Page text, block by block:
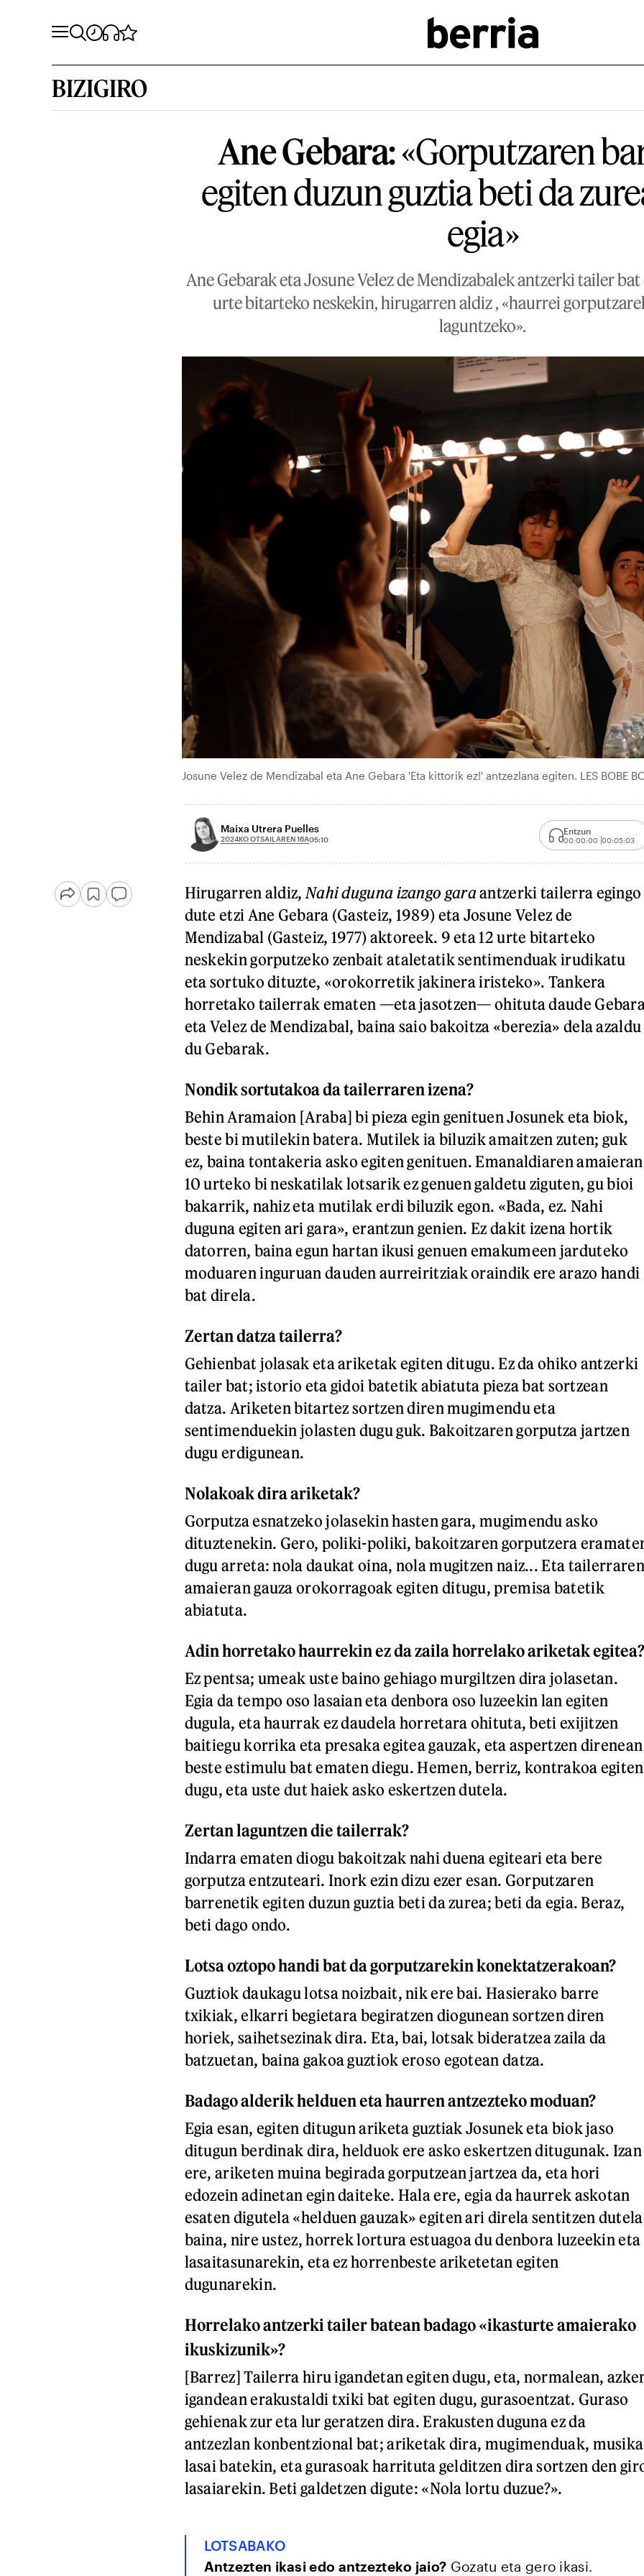
BIZIGIRO
Ane Gebara:«Gorputzaren
egiten duzun guztia beti da
egia»
Ane Gebarak eta Josune Velez de Mendizabalek antzerki tailer bat
urte bitarteko neskekin, hirugarren aldiz , «haurrei
laguntzeko».
Josune Velez de Mendizabal eta Ane Gebara 'Eta kittorik ez!' antzezlana egiten. LES BOBE
Maixa Utrera Puelles
2024KO OTSAILAREN 16A05:10
Entzun
00:00:00 00:05:03
Hirugarren aldiz, Nahi duguna izango garaantzerki tailerra egingo
dute etzi Ane Gebara (Gasteiz, 1989) eta Josune Velez de
Mendizabal (Gasteiz, 1977) aktoreek. 9 eta 12 urte bitarteko
neskekin gorputzeko zenbait ataletatik sentimenduak irudikatu
eta sortuko dituzte, «orokorretik jakinera iristeko». Tankera
horretako tailerrak ematen —eta jasotzen— ohituta daude
eta Velez de Mendizabal, baina saio bakoitza «berezia» dela azaldu
du Gebarak.
Nondik sortutakoa da tailerraren izena?
Behin Aramaion [Araba] bi pieza egin genituen Josunek eta biok,
beste bi mutilekin batera. Mutilek ia biluzik amaitzen zuten; guk
ez, baina tontakeria asko egiten genituen. Emanaldiaren
10 urteko bi neskatilak lotsarik ez genuen galdetu ziguten, gu bioi
bakarrik, nahiz eta mutilak erdi biluzik egon. «Bada, ez. Nahi
duguna egiten ari gara», erantzun genien. Ez dakit izena hortik
datorren, baina egun hartan ikusi genuen emakumeen jarduteko
moduaren inguruan dauden aurreiritziak oraindik ere arazo handi
bat direla.
Zertan datza tailerra?
Gehienbat jolasak eta ariketak egiten ditugu. Ez da ohiko antzerki
tailer bat; istorio eta gidoi batetik abiatuta pieza bat sortzean
datza. Ariketen bitartez sortzen diren mugimendu eta
sentimenduekin jolasten dugu guk. Bakoitzaren gorputza jartzen
dugu erdigunean.
Nolakoak dira ariketak?
Gorputza esnatzeko jolasekin hasten gara, mugimendu asko
dituztenekin. Gero, poliki-poliki, bakoitzaren gorputzera
dugu arreta: nola daukat oina, nola mugitzen naiz... Eta tailerraren
amaieran gauza orokorragoak egiten ditugu, premisa batetik
abiatuta.
Adin horretako haurrekin ez da zaila horrelako ariketak egitea?
Ez pentsa; umeak uste baino gehiago murgiltzen dira jolasetan.
Egia da tempo oso lasaian eta denbora oso luzeekin lan egiten
dugula, eta haurrak ez daudela horretara ohituta, beti exijitzen
baitiegu korrika eta presaka egitea gauzak, eta aspertzen direnean
beste estimulu bat ematen diegu. Hemen, berriz, kontrakoa egiten
dugu, eta uste dut haiek asko eskertzen dutela.
Zertan laguntzen die tailerrak?
Indarra ematen diogu bakoitzak nahi duena egiteari eta bere
gorputza entzuteari. Inork ezin dizu ezer esan. Gorputzaren
barrenetik egiten duzun guztia beti da zurea; beti da egia. Beraz,
beti dago ondo.
Lotsa oztopo handi bat da gorputzarekin konektatzerakoan?
Guztiok daukagu lotsa noizbait, nik ere bai. Hasierako barre
txikiak, elkarri begietara begiratzen diogunean sortzen diren
horiek, saihetsezinak dira. Eta, bai, lotsak bideratzea zaila da
batzuetan, baina gakoa guztiok eroso egotean datza.
Badago alderik helduen eta haurren antzezteko moduan?
Egia esan, egiten ditugun ariketa guztiak Josunek eta biok jaso
ditugun berdinak dira, helduok ere asko eskertzen ditugunak. Izan
ere, ariketen muina begirada gorputzean jartzea da, eta hori
edozein adinetan egin daiteke. Hala ere, egia da haurrek askotan
esaten digutela «helduen gauzak» egiten ari direla sentitzen
baina, nire ustez, horrek lortura estuagoa du denbora luzeekin eta
lasaitasunarekin, eta ez horrenbeste ariketetan egiten
dugunarekin.
Horrelako antzerki tailer batean badago «ikasturte amaierako
ikuskizunik»?
[Barrez] Tailerra hiru igandetan egiten dugu, eta, normalean,
igandean erakustaldi txiki bat egiten dugu, gurasoentzat. Guraso
gehienak zur eta lur geratzen dira. Erakusten duguna ez da
antzezlan konbentzional bat; ariketak dira, mugimenduak, musika
lasai batekin, eta gurasoak harrituta gelditzen dira sortzen den
lasaiarekin. Beti galdetzen digute: «Nola lortu duzue?».
LOTSABAKO
Antzezten ikasi edo antzezteko jaio? Gozatu eta gero ikasi.